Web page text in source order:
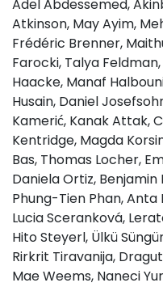
Adel Abdessemed,
Atkinson, May Ayim,
Frédéric Brenner,
Farocki, Talya
Haacke, Manaf
Husain, Daniel
Kamerić, Kanak Attak,
Kentridge, Magda
Bas, Thomas Locher,
Daniela Ortiz,
Phung-Tien Phan,
Lucia Sceranková,
Hito Steyerl, Ülkü
Rirkrit Tiravanija,
Mae Weems, Naneci